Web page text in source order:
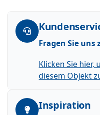
Fragen Sie
Klicken Sie hier,
diesem Objekt
Inspiration